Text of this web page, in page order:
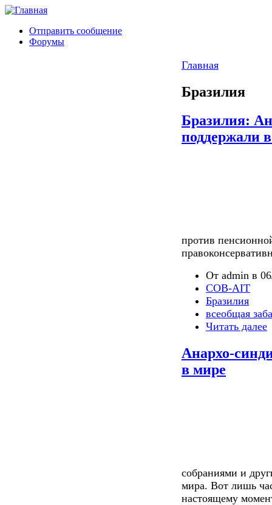
Отправить сообщение
Форумы
Главная
Бразилия
Бразилия:
поддержали
против
От admin в
COB-AIT
Бразилия
всеобщая
Читать далее
Анархо-
в мире
собраниями и
мира. Вот лишь
настоящему